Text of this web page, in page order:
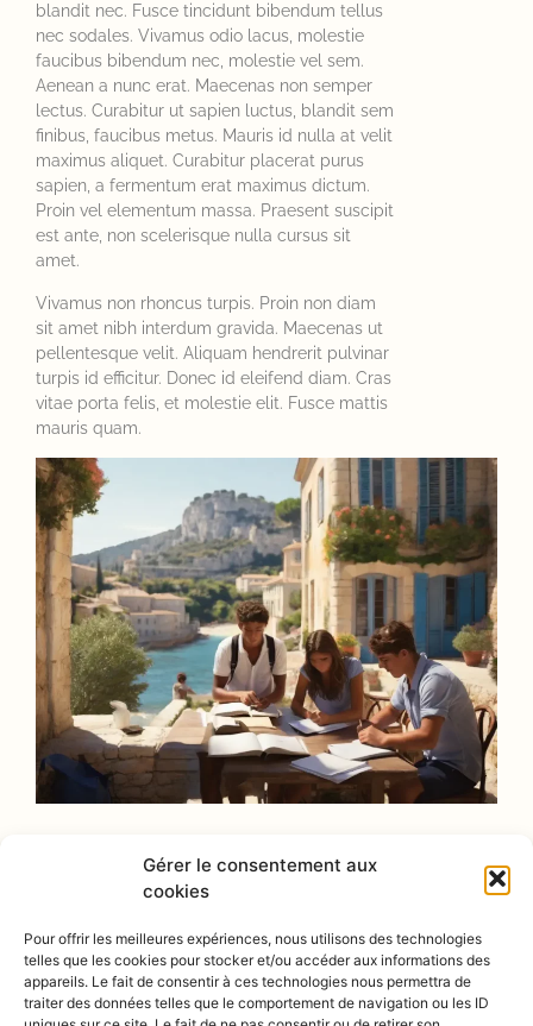
Gérer le consentement aux
cookies
Pour offrir les meilleures expériences, nous utilisons des technologies
telles que les cookies pour stocker et/ou accéder aux informations des
appareils. Le fait de consentir à ces technologies nous permettra de
traiter des données telles que le comportement de navigation ou les ID
blandit nec. Fusce tincidunt bibendum tellus
nec sodales. Vivamus odio lacus, molestie
faucibus bibendum nec, molestie vel sem.
Aenean a nunc erat. Maecenas non semper
lectus. Curabitur ut sapien luctus, blandit sem
finibus, faucibus metus. Mauris id nulla at velit
maximus aliquet. Curabitur placerat purus
sapien, a fermentum erat maximus dictum.
Proin vel elementum massa. Praesent suscipit
est ante, non scelerisque nulla cursus sit
amet.
Vivamus non rhoncus turpis. Proin non diam
sit amet nibh interdum gravida. Maecenas ut
pellentesque velit. Aliquam hendrerit pulvinar
turpis id efficitur. Donec id eleifend diam. Cras
vitae porta felis, et molestie elit. Fusce mattis
mauris quam.
@INSTAGRAM